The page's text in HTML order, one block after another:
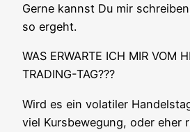
Ger­ne kannst Du mir
so ergeht.
WAS ERWARTE ICH MIR VOM
TRADING-TAG???
Wird es ein vola­ti­ler
viel Kurs­be­we­gung, oder eher